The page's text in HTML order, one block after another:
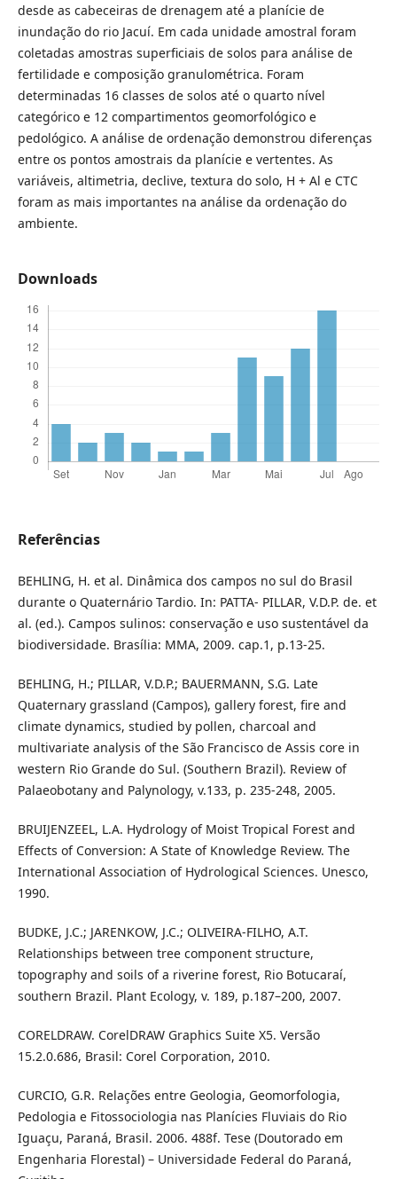
desde as cabeceiras de drenagem até a planície de
inundação do rio Jacuí. Em cada unidade amostral foram
coletadas amostras superficiais de solos para análise de
fertilidade e composição granulométrica. Foram
determinadas 16 classes de solos até o quarto nível
categórico e 12 compartimentos geomorfológico e
pedológico. A análise de ordenação demonstrou diferenças
entre os pontos amostrais da planície e vertentes. As
variáveis, altimetria, declive, textura do solo, H + Al e CTC
foram as mais importantes na análise da ordenação do
ambiente.
Downloads
Referências
BEHLING, H. et al. Dinâmica dos campos no sul do Brasil
durante o Quaternário Tardio. In: PATTA- PILLAR, V.D.P. de. et
al. (ed.). Campos sulinos: conservação e uso sustentável da
biodiversidade. Brasília: MMA, 2009. cap.1, p.13-25.
BEHLING, H.; PILLAR, V.D.P.; BAUERMANN, S.G. Late
Quaternary grassland (Campos), gallery forest, fire and
climate dynamics, studied by pollen, charcoal and
multivariate analysis of the São Francisco de Assis core in
western Rio Grande do Sul. (Southern Brazil). Review of
Palaeobotany and Palynology, v.133, p. 235-248, 2005.
BRUIJENZEEL, L.A. Hydrology of Moist Tropical Forest and
Effects of Conversion: A State of Knowledge Review. The
International Association of Hydrological Sciences. Unesco,
1990.
BUDKE, J.C.; JARENKOW, J.C.; OLIVEIRA-FILHO, A.T.
Relationships between tree component structure,
topography and soils of a riverine forest, Rio Botucaraí,
southern Brazil. Plant Ecology, v. 189, p.187–200, 2007.
CORELDRAW. CorelDRAW Graphics Suite X5. Versão
15.2.0.686, Brasil: Corel Corporation, 2010.
CURCIO, G.R. Relações entre Geologia, Geomorfologia,
Pedologia e Fitossociologia nas Planícies Fluviais do Rio
Iguaçu, Paraná, Brasil. 2006. 488f. Tese (Doutorado em
Engenharia Florestal) – Universidade Federal do Paraná,